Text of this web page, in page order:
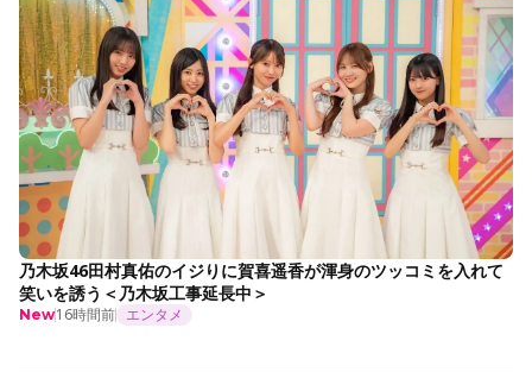
乃木坂46田村真佑のイジりに賀喜遥香が渾身のツッコミを入れて
笑いを誘う＜乃木坂工事延長中＞
New16時間前 エンタメ